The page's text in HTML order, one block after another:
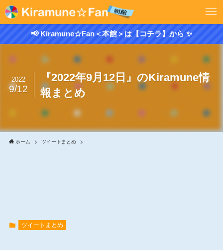
📢 Kiramune☆Fan＜本館＞は【コチラ】から ✨
『2022年9月12日』のKiramune情
報まとめ
2022
9/12
ホーム ツイートまとめ
ツイートまとめ